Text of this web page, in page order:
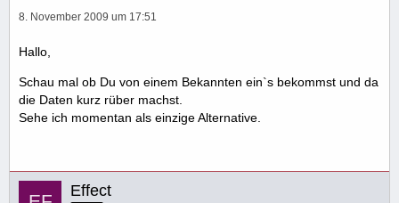
8. November 2009 um 17:51
Hallo,
Schau mal ob Du von einem Bekannten ein`s bekommst und da
die Daten kurz rüber machst.
Sehe ich momentan als einzige Alternative.
Effect